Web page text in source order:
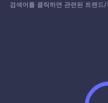
검색어를 클릭하면 관련된 트렌드